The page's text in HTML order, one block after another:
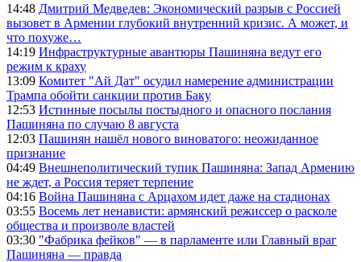
14:48 Дмитрий Медведев: Экономический разрыв с Россией
вызовет в Армении глубокий внутренний кризис. А может, и
что похуже…
14:19 Инфраструктурные авантюры Пашиняна ведут его
режим к краху
13:09 Комитет "Ай Дат" осудил намерение администрации
Трампа обойти санкции против Баку
12:53 Истинные посылы постыдного и опасного послания
Пашиняна по случаю 8 августа
12:03 Пашинян нашёл нового виноватого: неожиданное
признание
04:49 Внешнеполитический тупик Пашиняна: Запад Армению
не ждет, а Россия теряет терпение
04:16 Война Пашиняна с Арцахом идет даже на стадионах
03:55 Восемь лет ненависти: армянский режиссер о расколе
общества и произволе властей
03:30 "Фабрика фейков" — в парламенте или Главный враг
Пашиняна — правда